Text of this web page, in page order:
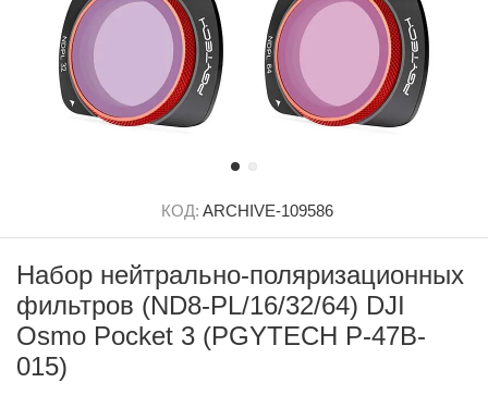
КОД: ARCHIVE-109586
Набор нейтрально-поляризационных
фильтров (ND8-PL/16/32/64) DJI
Osmo Pocket 3 (PGYTECH P-47B-
015)